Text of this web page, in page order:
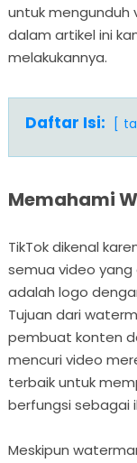
untuk mengunduh
dalam artikel ini
melakukannya.
Daftar Isi:
Memahami
TikTok dikenal
semua video
adalah logo
Tujuan dari
pembuat konten
mencuri video
terbaik untuk
berfungsi sebagai
Meskipun